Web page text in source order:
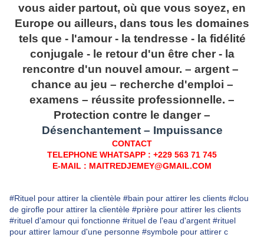
vous aider partout, où que vous soyez, en
Europe ou ailleurs, dans tous les domaines
tels que - l'amour - la tendresse - la fidélité
conjugale - le retour d'un être cher - la
rencontre d'un nouvel amour. – argent – ​​
chance au jeu – recherche d'emploi –
examens – réussite professionnelle. –
Protection contre le danger –
Désenchantement – ​​Impuissance
CONTACT
TELEPHONE WHATSAPP : +229 563 71 745
E-MAIL : MAITREDJEMEY@GMAIL.COM
#Rituel pour attirer la clientèle #bain pour attirer les clients #clou
de girofle pour attirer la clientèle #prière pour attirer les clients
#rituel d'amour qui fonctionne #rituel de l'eau d'argent #rituel
pour attirer lamour d'une personne #symbole pour attirer c